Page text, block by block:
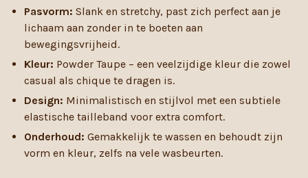
Pasvorm: Slank en stretchy, past zich perfect aan je
lichaam aan zonder in te boeten aan
bewegingsvrijheid.
Kleur: Powder Taupe – een veelzijdige kleur die zowel
casual als chique te dragen is.
Design: Minimalistisch en stijlvol met een subtiele
elastische tailleband voor extra comfort.
Onderhoud: Gemakkelijk te wassen en behoudt zijn
vorm en kleur, zelfs na vele wasbeurten.